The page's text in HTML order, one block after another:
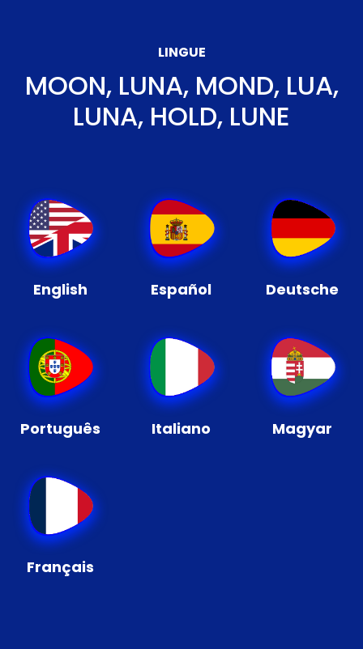
LINGUE
MOON, LUNA, MOND, LUA,
LUNA, HOLD, LUNE
English Español Deutsche
Português Italiano Magyar
Français